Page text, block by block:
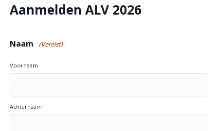
Aanmelden ALV 2026
Naam (Vereist)
Voornaam
Achternaam